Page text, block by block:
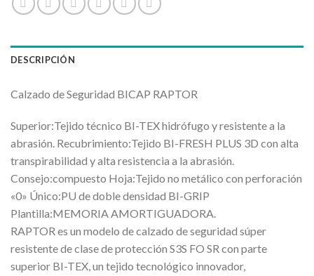
DESCRIPCIÓN
Calzado de Seguridad BICAP RAPTOR
Superior:Tejido técnico BI-TEX hidrófugo y resistente a la
abrasión. Recubrimiento:Tejido BI-FRESH PLUS 3D con alta
transpirabilidad y alta resistencia a la abrasión.
Consejo:compuesto Hoja:Tejido no metálico con perforación
«0» Único:PU de doble densidad BI-GRIP
Plantilla:MEMORIA AMORTIGUADORA.
RAPTOR es un modelo de calzado de seguridad súper
resistente de clase de protección S3S FO SR con parte
superior BI-TEX, un tejido tecnológico innovador,